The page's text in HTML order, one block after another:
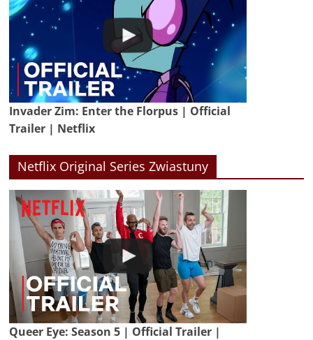
Invader Zim: Enter the Florpus | Official
Trailer | Netflix
Netflix Original Series Zwiastuny
Queer Eye: Season 5 | Official Trailer |